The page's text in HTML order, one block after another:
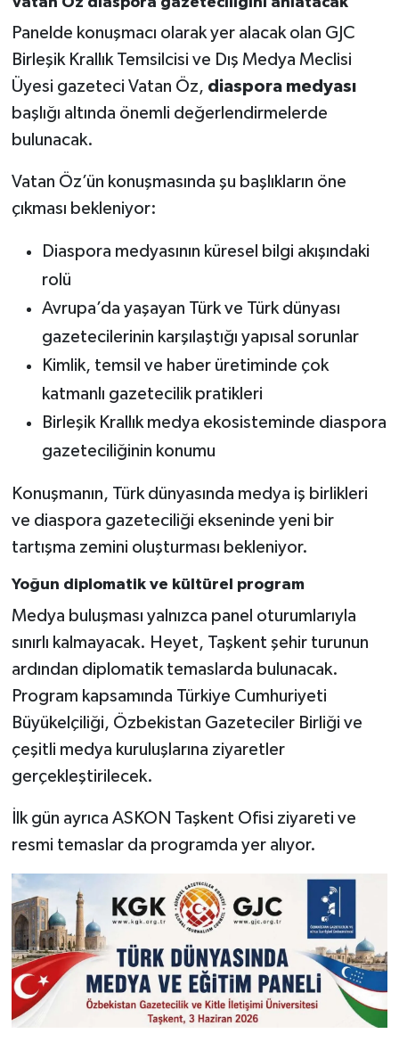
Panelde konuşmacı olarak yer alacak olan GJC
Birleşik Krallık Temsilcisi ve Dış Medya Meclisi
Üyesi gazeteci Vatan Öz, diaspora medyası
başlığı altında önemli değerlendirmelerde
bulunacak.
Vatan Öz’ün konuşmasında şu başlıkların öne
çıkması bekleniyor:
Diaspora medyasının küresel bilgi akışındaki
rolü
Avrupa’da yaşayan Türk ve Türk dünyası
gazetecilerinin karşılaştığı yapısal sorunlar
Kimlik, temsil ve haber üretiminde çok
katmanlı gazetecilik pratikleri
Birleşik Krallık medya ekosisteminde diaspora
gazeteciliğinin konumu
Konuşmanın, Türk dünyasında medya iş birlikleri
ve diaspora gazeteciliği ekseninde yeni bir
tartışma zemini oluşturması bekleniyor.
Yoğun diplomatik ve kültürel program
Medya buluşması yalnızca panel oturumlarıyla
sınırlı kalmayacak. Heyet, Taşkent şehir turunun
ardından diplomatik temaslarda bulunacak.
Program kapsamında Türkiye Cumhuriyeti
Büyükelçiliği, Özbekistan Gazeteciler Birliği ve
çeşitli medya kuruluşlarına ziyaretler
gerçekleştirilecek.
İlk gün ayrıca ASKON Taşkent Ofisi ziyareti ve
resmi temaslar da programda yer alıyor.